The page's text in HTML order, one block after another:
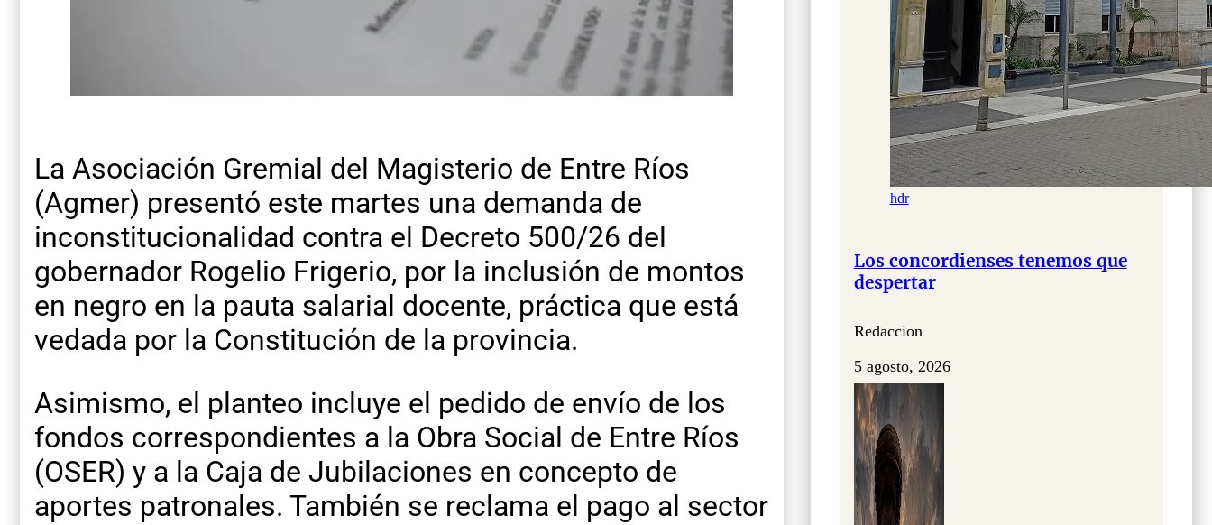
La Asociación Gremial del Magisterio de Entre Ríos
(Agmer) presentó este martes una demanda de
inconstitucionalidad contra el Decreto 500/26 del
gobernador Rogelio Frigerio, por la inclusión de montos
en negro en la pauta salarial docente, práctica que está
vedada por la Constitución de la provincia.
Asimismo, el planteo incluye el pedido de envío de los
fondos correspondientes a la Obra Social de Entre Ríos
(OSER) y a la Caja de Jubilaciones en concepto de
aportes patronales. También se reclama el pago al sector
hdr
Los concordienses tenemos que
despertar
Redaccion
5 agosto, 2026